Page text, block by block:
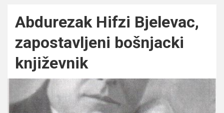
Abdurezak Hifzi Bjelevac,
zapostavljeni bošnjacki
književnik